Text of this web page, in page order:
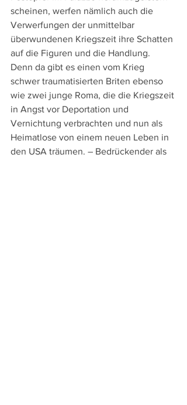
scheinen, werfen nämlich auch die
Verwerfungen der unmittelbar
überwundenen Kriegszeit ihre Schatten
auf die Figuren und die Handlung.
Denn da gibt es einen vom Krieg
schwer traumatisierten Briten ebenso
wie zwei junge Roma, die die Kriegszeit
in Angst vor Deportation und
Vernichtung verbrachten und nun als
Heimatlose von einem neuen Leben in
den USA träumen. – Bedrückender als